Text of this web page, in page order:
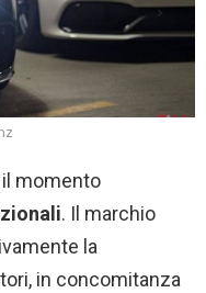
momento
. Il marchio
la
in concomitanza